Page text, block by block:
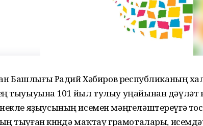
Башлығы Радий Хәбиров республиканың
тыуыуына 101 йыл тулыу уңайынан дәүләт
яҙыусының исемен мәңгеләштереүгә тос
тыуған көнөндә маҡтау грамоталары,